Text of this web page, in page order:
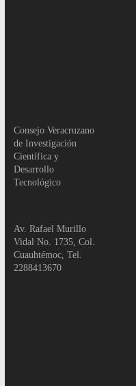
Consejo Veracruzano
de Investigación
Científica y
Desarrollo
Tecnológico
Av. Rafael Murillo
Vidal No. 1735, Col.
Cuauhtémoc, Tel.
2288413670